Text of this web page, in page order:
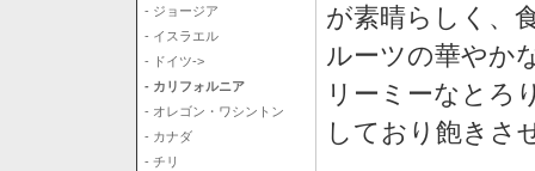
- ジョージア
- イスラエル
- ドイツ->
- カリフォルニア
- オレゴン・ワシントン
- カナダ
- チリ
が素晴らしく、
ルーツの華やか
リーミーなとろ
しており飽きさ